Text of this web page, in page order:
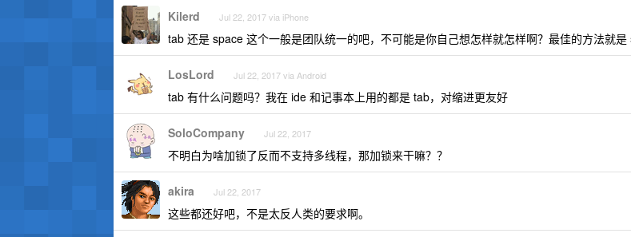
Kilerd Jul 22, 2017 via iPhone
tab 还是 space 这个一般是团队统一的吧，不可能是你自己想怎样就怎样啊？最佳的方法就
LosLord Jul 22, 2017 via Android
tab 有什么问题吗？我在 ide 和记事本上用的都是 tab，对缩进更友好
SoloCompany Jul 22, 2017
不明白为啥加锁了反而不支持多线程，那加锁来干嘛？？
akira Jul 22, 2017
这些都还好吧，不是太反人类的要求啊。